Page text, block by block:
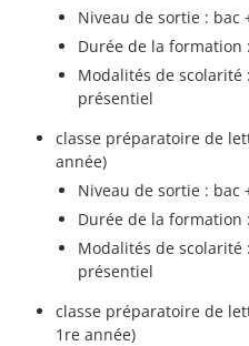
Niveau de sortie : bac
Durée de la formation
Modalités de
présentiel
classe préparatoire de
année)
Niveau de sortie : bac
Durée de la formation
Modalités de
présentiel
classe préparatoire de
1re année)